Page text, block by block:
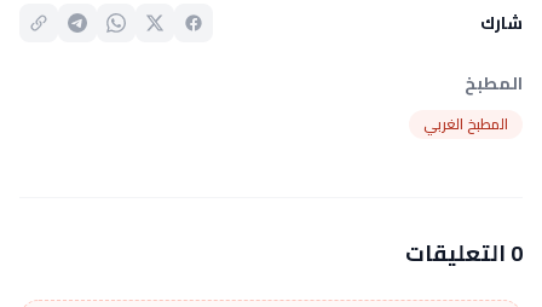
شارك
المطبخ
المطبخ الغربي
0 التعليقات